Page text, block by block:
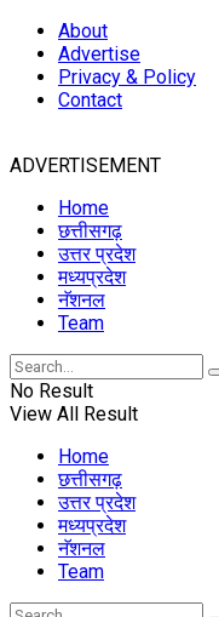
About
Advertise
Privacy & Policy
Contact
ADVERTISEMENT
Home
छत्तीसगढ़
उत्तर प्रदेश
मध्यप्रदेश
नॅशनल
Team
No Result
View All Result
Home
छत्तीसगढ़
उत्तर प्रदेश
मध्यप्रदेश
नॅशनल
Team